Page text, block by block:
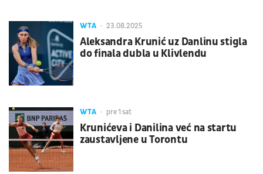
WTA 23.08.2025
Aleksandra Krunić uz Danlinu stigla
do finala dubla u Klivlendu
WTA pre 1 sat
Krunićeva i Danilina već na startu
zaustavljene u Torontu